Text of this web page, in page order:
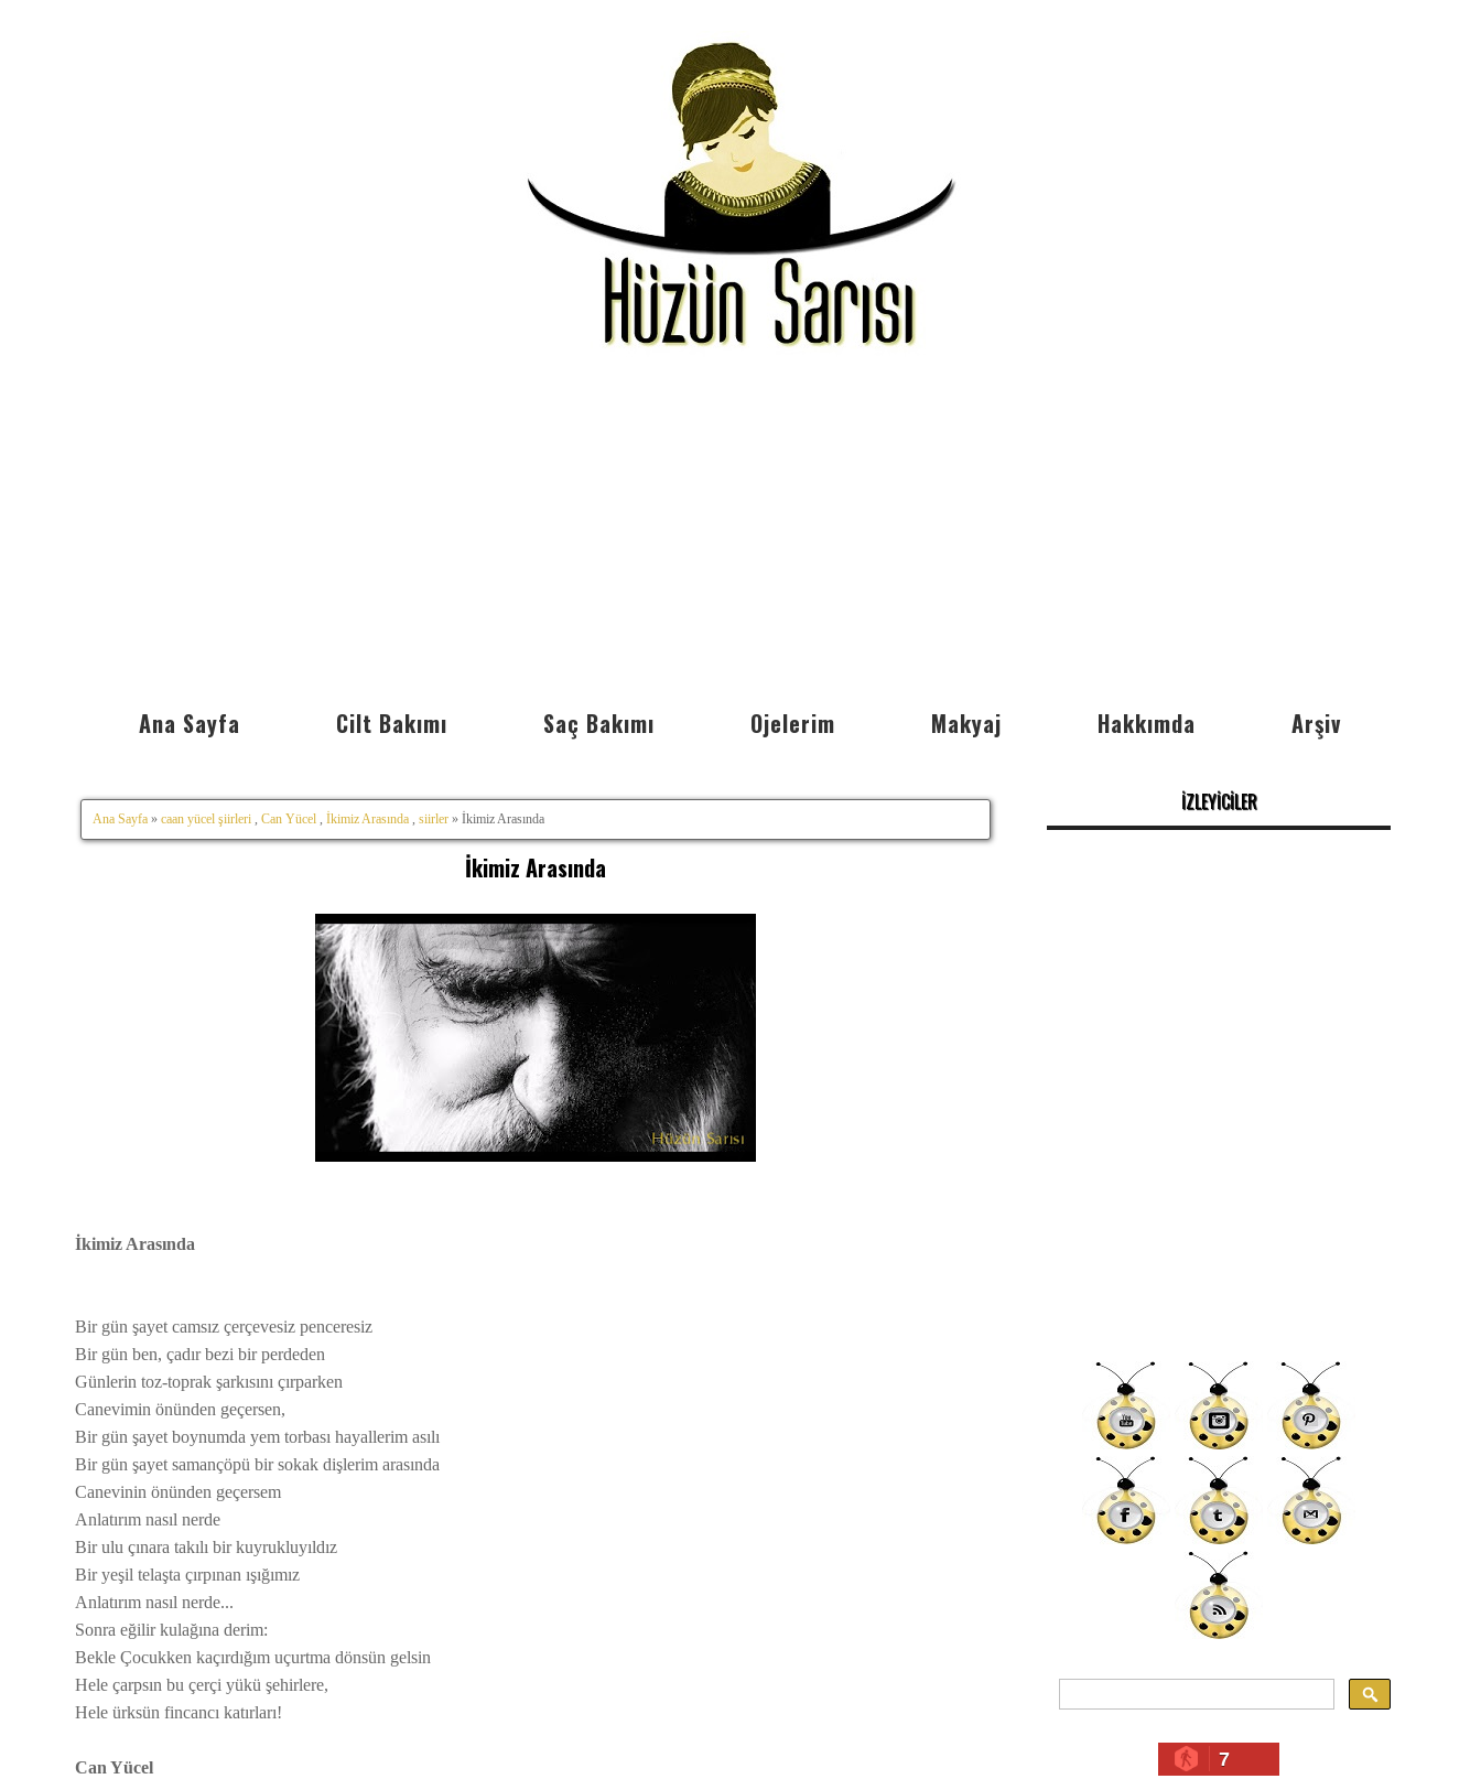
Ana Sayfa Cilt Bakımı Saç Bakımı Ojelerim Makyaj Hakkımda Arşiv
Ana Sayfa » caan yücel şiirleri , Can Yücel , İkimiz Arasında , siirler » İkimiz Arasında
İkimiz Arasında
İkimiz Arasında
Bir gün şayet camsız çerçevesiz penceresiz
Bir gün ben, çadır bezi bir perdeden
Günlerin toz-toprak şarkısını çırparken
Canevimin önünden geçersen,
Bir gün şayet boynumda yem torbası hayallerim asılı
Bir gün şayet samançöpü bir sokak dişlerim arasında
Canevinin önünden geçersem
Anlatırım nasıl nerde
Bir ulu çınara takılı bir kuyrukluyıldız
Bir yeşil telaşta çırpınan ışığımız
Anlatırım nasıl nerde...
Sonra eğilir kulağına derim:
Bekle Çocukken kaçırdığım uçurtma dönsün gelsin
Hele çarpsın bu çerçi yükü şehirlere,
Hele ürksün fincancı katırları!
Can Yücel
İZLEYİCİLER
7